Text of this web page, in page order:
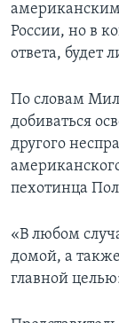
России, но в
ответа, будет
По словам
добиваться
другого
пехотинца
«В любом
домой, а
главной